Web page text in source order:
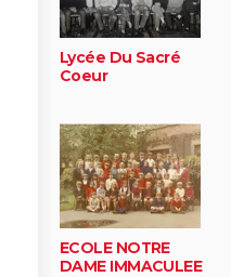
Lycée Du Sacré
Coeur
ECOLE NOTRE
DAME IMMACULEE